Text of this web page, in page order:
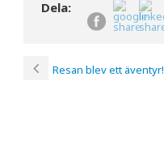
Dela:
Resan blev ett äventyr!